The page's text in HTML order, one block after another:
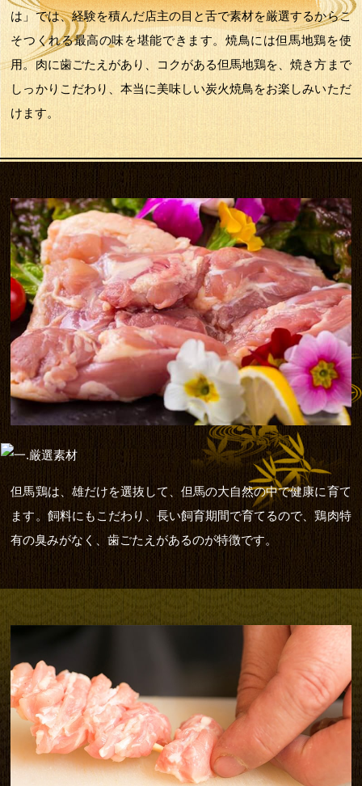
は」では、経験を積んだ店主の目と舌で素材を厳選するからこ
そつくれる最高の味を堪能できます。焼鳥には但馬地鶏を使
用。肉に歯ごたえがあり、コクがある但馬地鶏を、焼き方まで
しっかりこだわり、本当に美味しい炭火焼鳥をお楽しみいただ
けます。
但馬鶏は、雄だけを選抜して、但馬の大自然の中で健康に育て
ます。飼料にもこだわり、長い飼育期間で育てるので、鶏肉特
有の臭みがなく、歯ごたえがあるのが特徴です。